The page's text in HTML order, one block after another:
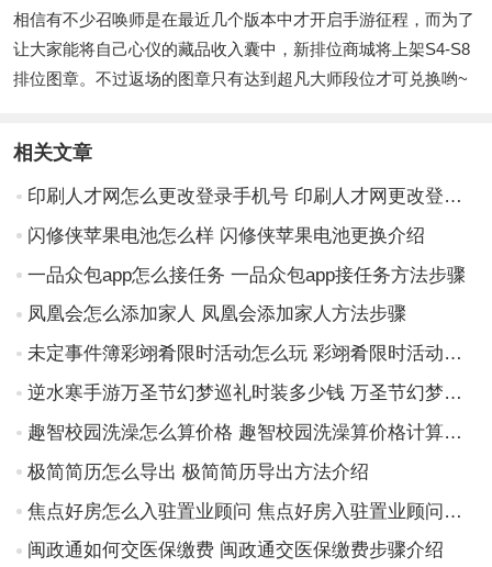
相信有不少召唤师是在最近几个版本中才开启手游征程，而为了
让大家能将自己心仪的藏品收入囊中，新排位商城将上架S4-S8
排位图章。不过返场的图章只有达到超凡大师段位才可兑换哟~
相关文章
印刷人才网怎么更改登录手机号 印刷人才网更改登录手机号方法步骤
闪修侠苹果电池怎么样 闪修侠苹果电池更换介绍
一品众包app怎么接任务 一品众包app接任务方法步骤
凤凰会怎么添加家人 凤凰会添加家人方法步骤
未定事件簿彩翊肴限时活动怎么玩 彩翊肴限时活动玩法介绍
逆水寒手游万圣节幻梦巡礼时装多少钱 万圣节幻梦巡礼时装分享介绍
趣智校园洗澡怎么算价格 趣智校园洗澡算价格计算方法介绍
极简简历怎么导出 极简简历导出方法介绍
焦点好房怎么入驻置业顾问 焦点好房入驻置业顾问方法步骤
闽政通如何交医保缴费 闽政通交医保缴费步骤介绍